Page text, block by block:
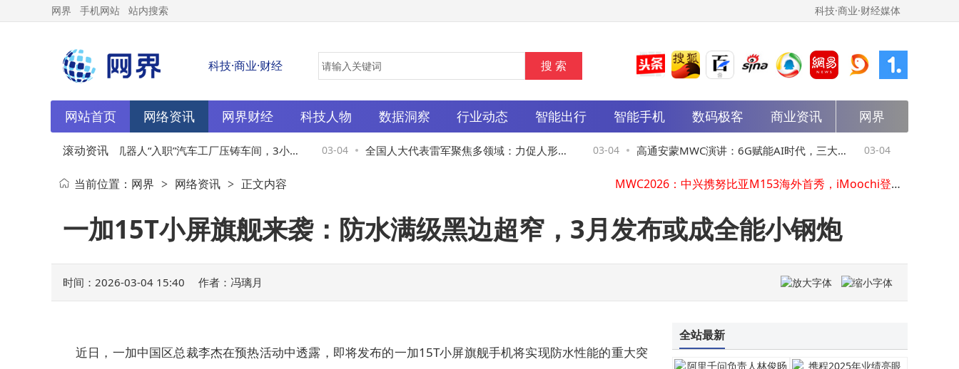
网界 手机网站 站内搜索 科技·商业·财经媒体
科技·商业·财经
网站首页 网络资讯 网界财经 科技人物 数据洞察 行业动态 智能出行 智能手机 数码极客 商业资讯 网界
滚动资讯
03-04 小米机器人“入职”汽车工厂压铸车间，3小时
自主作业安装成功率超九成
03-04 全国人大代表雷军聚焦多领域：力促人形机 03-04 高通安蒙MWC演讲：6G赋能AI时代，三大
基石引领通信新变革
03-04
场，努比亚
国家网信办出台指南 规范政务移动互联网应用程序备案管理
全国人大代表秦英林：以科技赋能养猪业，绿色低碳与国际化双轮驱动谋发展|2026全国两会
雷军两会建言献策：聚焦人形机器人、智驾安全、人才培育及科技公益新路径
马云携阿里蚂蚁核心管理层齐聚云谷 共话AI时代教育新机遇与挑战
国家网信办出台指南 规范政务移动互联网应用程序备案管理
全国人大代表秦英林：以科技赋能养猪业，绿色低碳与国际化双轮驱动谋发展|2026全国两会
当前位置： 网界 > 网络资讯 > 正文内容
一加15T小屏旗舰来袭：防水满级黑边超窄，3月发布或成全能小钢炮
时间：2026-03-04 15:40 作者：冯璃月
近日，一加中国区总裁李杰在预热活动中透露，即将发布的一加15T小屏旗舰手机将实现防水性能的重大突
全站最新